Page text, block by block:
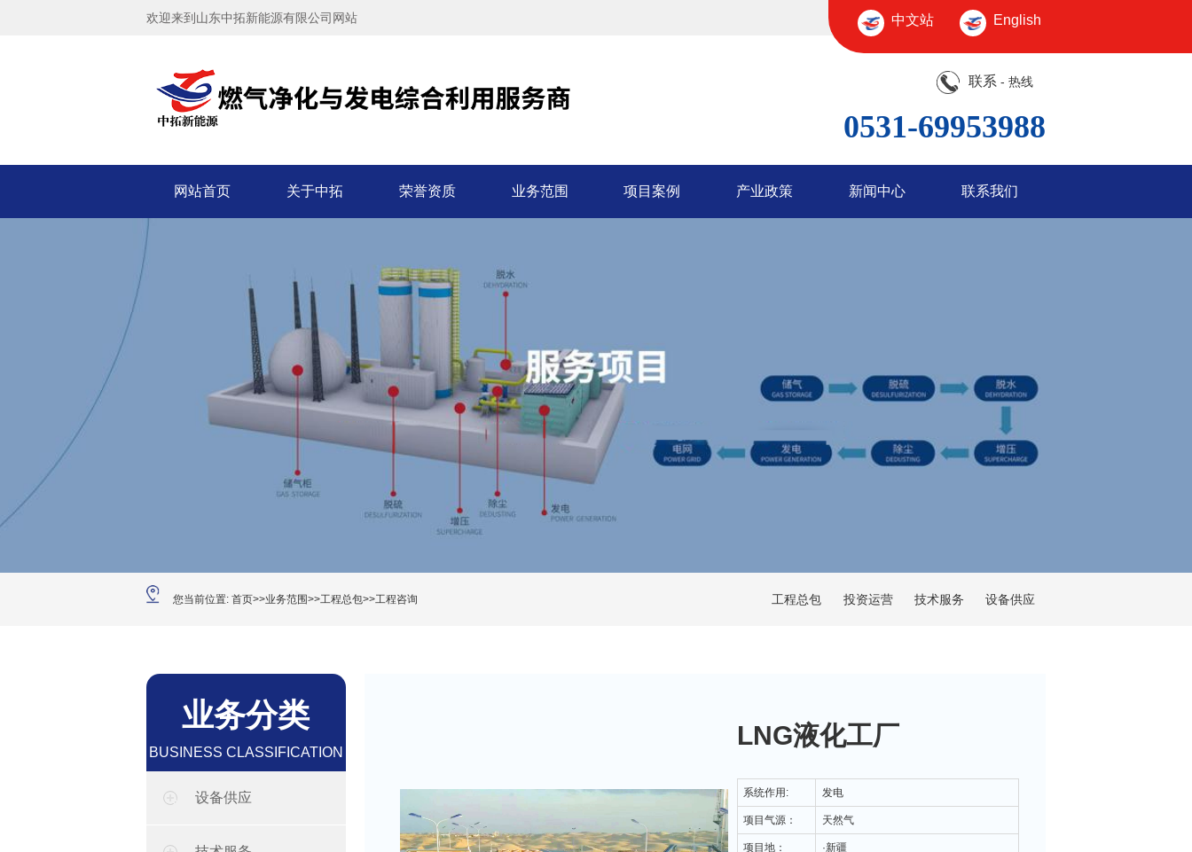
欢迎来到山东中拓新能源有限公司网站 中文站 English
联系 - 热线
0531-69953988
网站首页 关于中拓 荣誉资质 业务范围 项目案例 产业政策 新闻中心 联系我们
设备供应
技术服务
投资运营
工程总包
您当前位置: 首页>>业务范围>>工程总包>>工程咨询
LNG液化工厂
系统作用: 发电
项目气源： 天然气
项目地： ·新疆
业务分类
BUSINESS CLASSIFICATION
设备供应
了解更多+
600kW瓦斯发电机组
了解更多+